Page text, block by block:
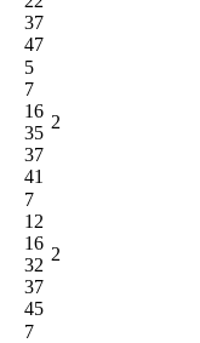
37
47
5
7
16
35
37
41
2
7
12
16
32
37
45
2
7